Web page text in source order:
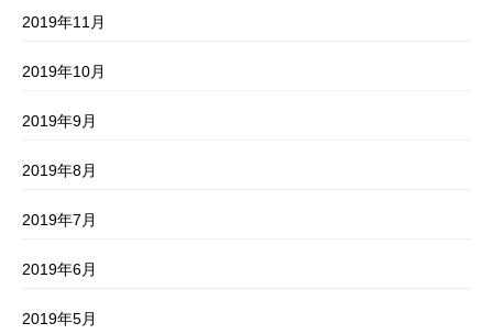
2019年11月
2019年10月
2019年9月
2019年8月
2019年7月
2019年6月
2019年5月